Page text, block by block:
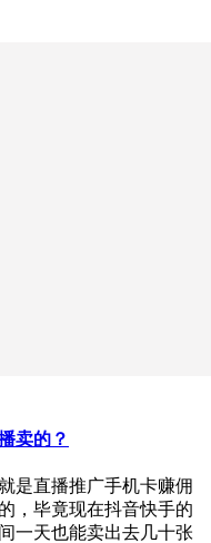
卖的？
是直播推广手机卡赚佣
，毕竟现在抖音快手的
一天也能卖出去几十张